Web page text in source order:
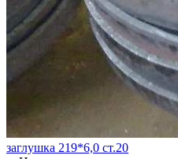
заглушка 219*6,0 ст.20